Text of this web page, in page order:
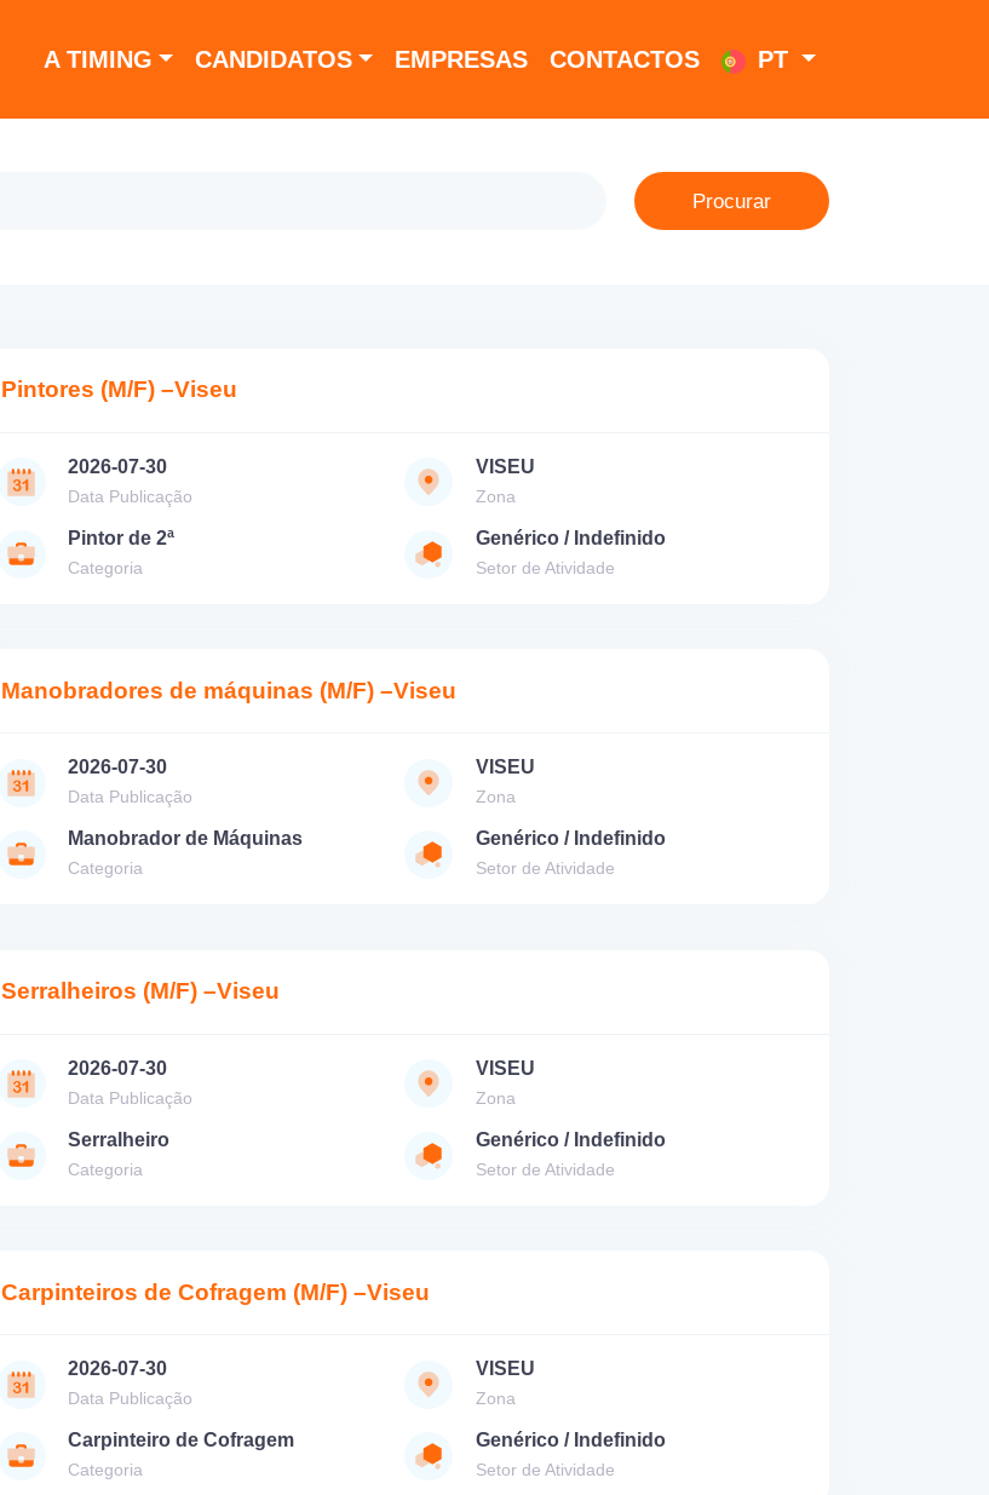
A TIMING CANDIDATOS EMPRESAS CONTACTOS PT
Procurar
Pintores (M/F) –Viseu
2026-07-30
Data Publicação
VISEU
Zona
Pintor de 2ª
Categoria
Genérico / Indefinido
Setor de Atividade
Manobradores de máquinas (M/F) –Viseu
2026-07-30
Data Publicação
VISEU
Zona
Manobrador de Máquinas
Categoria
Genérico / Indefinido
Setor de Atividade
Serralheiros (M/F) –Viseu
2026-07-30
Data Publicação
VISEU
Zona
Serralheiro
Categoria
Genérico / Indefinido
Setor de Atividade
Carpinteiros de Cofragem (M/F) –Viseu
2026-07-30
Data Publicação
VISEU
Zona
Carpinteiro de Cofragem
Categoria
Genérico / Indefinido
Setor de Atividade